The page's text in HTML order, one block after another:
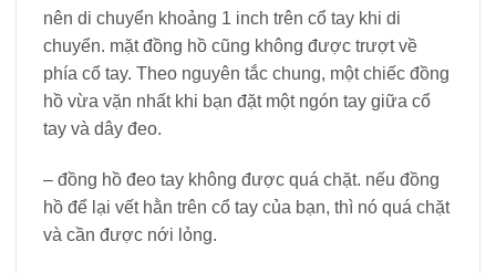
nên di chuyển khoảng 1 inch trên cổ tay khi di
chuyển. mặt đồng hồ cũng không được trượt về
phía cổ tay. Theo nguyên tắc chung, một chiếc đồng
hồ vừa vặn nhất khi bạn đặt một ngón tay giữa cổ
tay và dây đeo.
– đồng hồ đeo tay không được quá chặt. nếu đồng
hồ để lại vết hằn trên cổ tay của bạn, thì nó quá chặt
và cần được nới lỏng.